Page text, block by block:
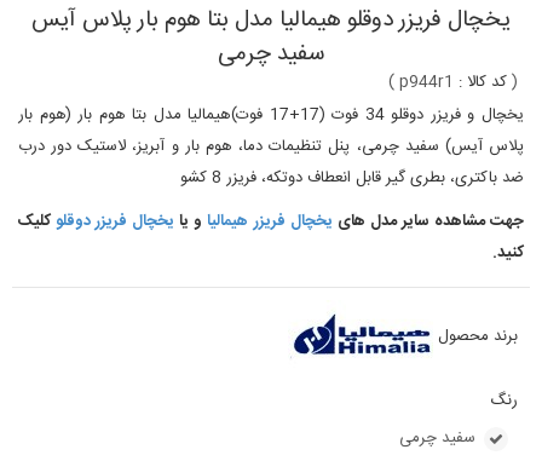
یخچال فریزر دوقلو هیمالیا مدل بتا هوم بار پلاس آیس
سفید چرمی
(کد کالا : p944r1
)
یخچال و فریزر دوقلو 34 فوت (17+17 فوت)هیمالیا مدل بتا هوم بار (هوم بار
پلاس آیس) سفید چرمی، پنل تنظیمات دما، هوم بار و آبریز، لاستیک دور درب
ضد باکتری، بطری گیر قابل انعطاف دوتکه، فریزر 8 کشو
جهت مشاهده سایر مدل های یخچال فریزر هیمالیاو یا یخچال فریزر دوقلوکلیک
کنید.
برند محصول
رنگ
سفید چرمی